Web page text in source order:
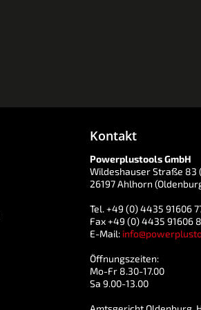
Kontakt
Powerplustools GmbH
Wildeshauser Straße 83
26197 Ahlhorn
Tel. +49 (0) 4435 91606
Fax +49 (0) 4435 91606
E-Mail:
Öffnungszeiten:
Mo-Fr 8.30-17.00
Sa 9.00-13.00